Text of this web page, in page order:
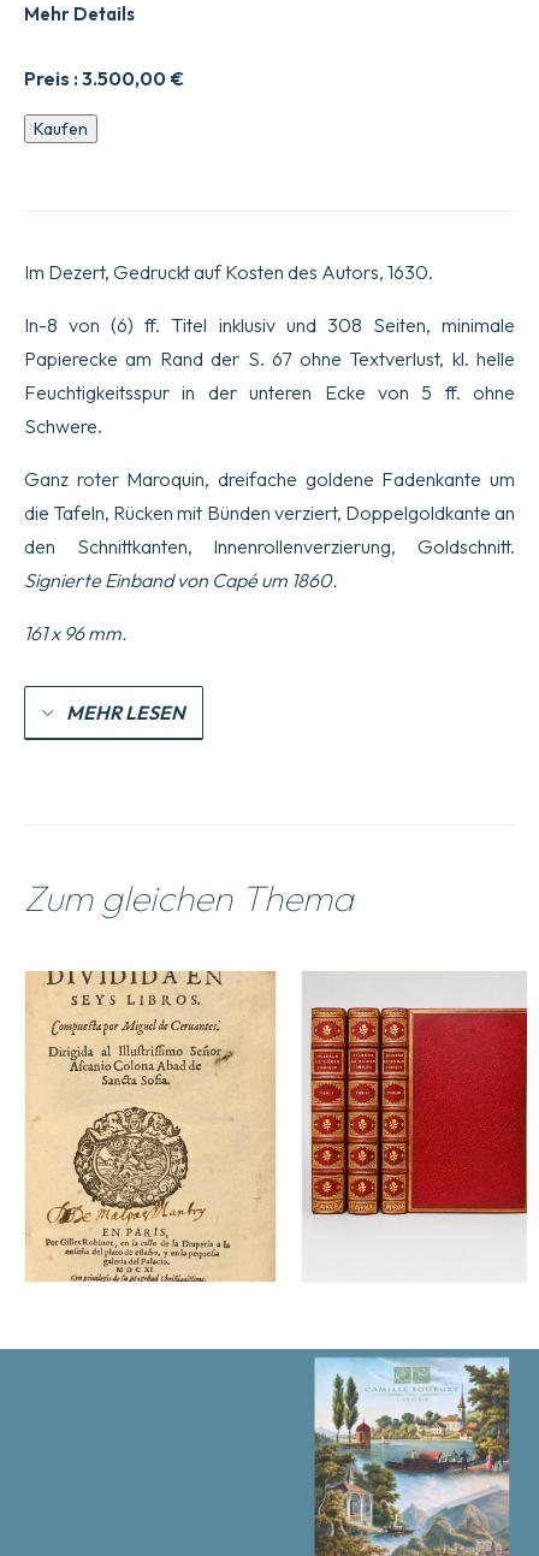
Preis :3.500,00 €
Mehr Details
Les
Avantures
en
Parties.
trois
premi0res
reveuebs,
augmentees,
distinguees
par
Chapitres
ensemble,
la
partie
nouvellement
en
lumie8re,
Kaufen
Im Dezert, Gedruckt auf Kosten des Autors, 1630.
In-8 von (6) ff. Titel inklusiv und 308 Seiten, minimale
Papierecke am Rand der S. 67 ohne Textverlust, kl. helle
Feuchtigkeitsspur in der unteren Ecke von 5 ff. ohne
Schwere.
Ganz roter Maroquin, dreifache goldene Fadenkante um
die Tafeln, Rücken mit Bünden verziert, Doppelgoldkante an
den Schnittkanten, Innenrollenverzierung, Goldschnitt.
Signierte Einband von Capé um 1860.
161 x 96 mm.
MEHR LESEN
Zum gleichen Thema